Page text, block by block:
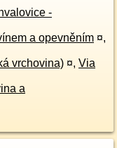
-
a opevněním ¤,
vrchovina) ¤, Via
a